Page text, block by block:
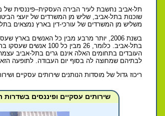
תל-אביב נחשבת לעיר הבירה העסקית–פיננסית של
שוכנות בתל-אביב, שליש מן המשרדים של יועצי
משליש מן המשרדים של עורכי-דין בארץ נמצאים
בשנת 2006, יותר מרבע מבין כל האנשים בארץ
בתל-אביב. כלומר, 26
העובדים בתחומים האלה אינם גרים בתל-אביב
לבתיהם שמחוצה לה בסוף יום העבודה. לתופעה
ריכוז גדול של מוסדות הנותנים שירותים עסקיים